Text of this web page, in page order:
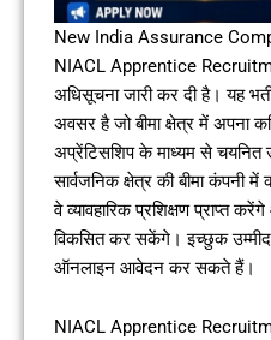
New India Assurance
NIACL Apprentice
अधिसूचना जारी कर दी है। यह
अवसर है जो बीमा क्षेत्र में अपना
अप्रेंटिसशिप के माध्यम से चयनित
सार्वजनिक क्षेत्र की बीमा कंपनी
वे व्यावहारिक प्रशिक्षण प्राप्त
विकसित कर सकेंगे। इच्छुक
ऑनलाइन आवेदन कर सकते हैं।
NIACL Apprentice